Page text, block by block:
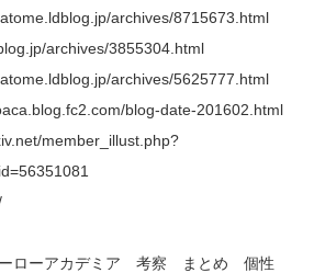
archives/8715673.html
archives/3855304.html
archives/5625777.html
blog-date-201602.html
member_illust.php?
ローアカデミア 考察 まとめ 個性